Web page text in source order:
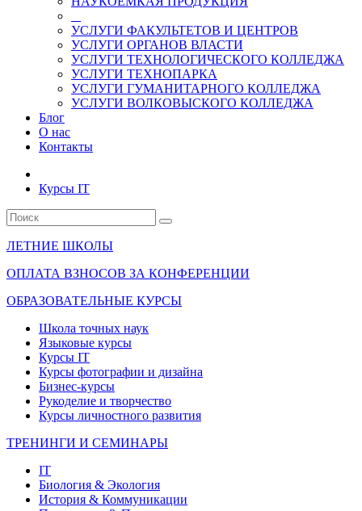
УСЛУГИ ФАКУЛЬТЕТОВ И ЦЕНТРОВ
УСЛУГИ ОРГАНОВ ВЛАСТИ
УСЛУГИ ТЕХНОЛОГИЧЕСКОГО КОЛЛЕДЖА
УСЛУГИ ТЕХНОПАРКА
УСЛУГИ ГУМАНИТАРНОГО КОЛЛЕДЖА
УСЛУГИ ВОЛКОВЫСКОГО КОЛЛЕДЖА
Блог
О нас
Контакты
Курсы IT
ЛЕТНИЕ ШКОЛЫ
ОПЛАТА ВЗНОСОВ ЗА КОНФЕРЕНЦИИ
ОБРАЗОВАТЕЛЬНЫЕ КУРСЫ
Школа точных наук
Языковые курсы
Курсы IT
Курсы фотографии и дизайна
Бизнес-курсы
Рукоделие и творчество
Курсы личностного развития
ТРЕНИНГИ И СЕМИНАРЫ
IT
Биология & Экология
История & Коммуникации